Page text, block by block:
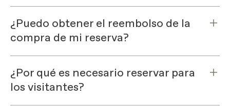
¿Puedo obtener el reembolso de la
compra de mi reserva?
¿Por qué es necesario reservar para
los visitantes?